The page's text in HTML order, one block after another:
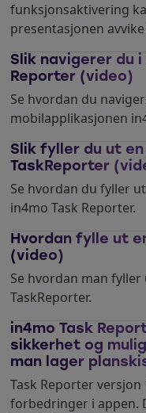
funksjonsaktivering
presentasjonen
Slik navigerer du
Reporter (video)
Se hvordan du
mobilapplikasjonen
Slik fyller du ut
TaskReporter
Se hvordan du fyller
in4mo Task Reporter.
Hvordan fylle ut
(video)
Se hvordan man
TaskReporter.
in4mo Task
sikkerhet og
man lager
Task Reporter
forbedringer i appen.